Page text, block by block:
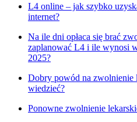
L4 online – jak szybko
internet?
Na ile dni opłaca się brać
zaplanować L4 i ile wynosi
2025?
Dobry powód na zwolnienie
wiedzieć?
Ponowne zwolnienie